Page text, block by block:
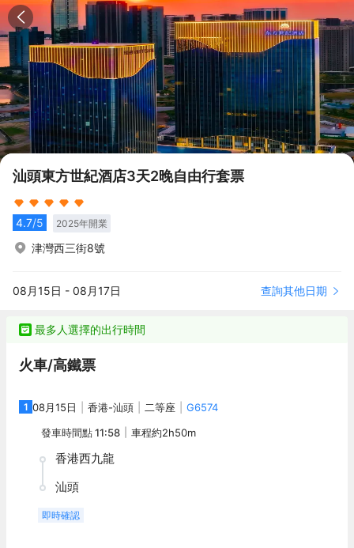
汕頭東方世紀酒店3天2晚自由行套票
4.7/5 2025年開業
津灣西三街8號
08月15日 - 08月17日 查詢其他日期
最多人選擇的出行時間
火車/高鐵票
1 08月15日 香港-汕頭 二等座
G6574
發車時間點11:58 車程約2h50m
香港西九龍
汕頭
即時確認